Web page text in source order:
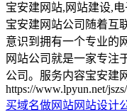
宝安建网站,网站建设,
宝安建网站公司随着互
意识到拥有一个专业的
网站公司就是一家专注
公司。服务内容宝安建
https://www.lpyun.net/
买域名做网站网站设计